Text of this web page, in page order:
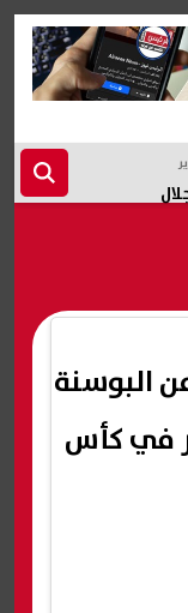
البوسنة
في كأس